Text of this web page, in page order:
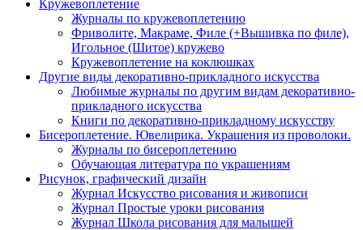
Кружевоплетение
Журналы по кружевоплетению
Фриволите, Макраме, Филе (+Вышивка по филе),
Игольное (Шитое) кружево
Кружевоплетение на коклюшках
Другие виды декоративно-прикладного искусства
Любимые журналы по другим видам декоративно-
прикладного искусства
Книги по декоративно-прикладному искусству
Бисероплетение. Ювелирика. Украшения из проволоки.
Журналы по бисероплетению
Обучающая литература по украшениям
Рисунок, графический дизайн
Журнал Искусство рисования и живописи
Журнал Простые уроки рисования
Журнал Школа рисования для малышей